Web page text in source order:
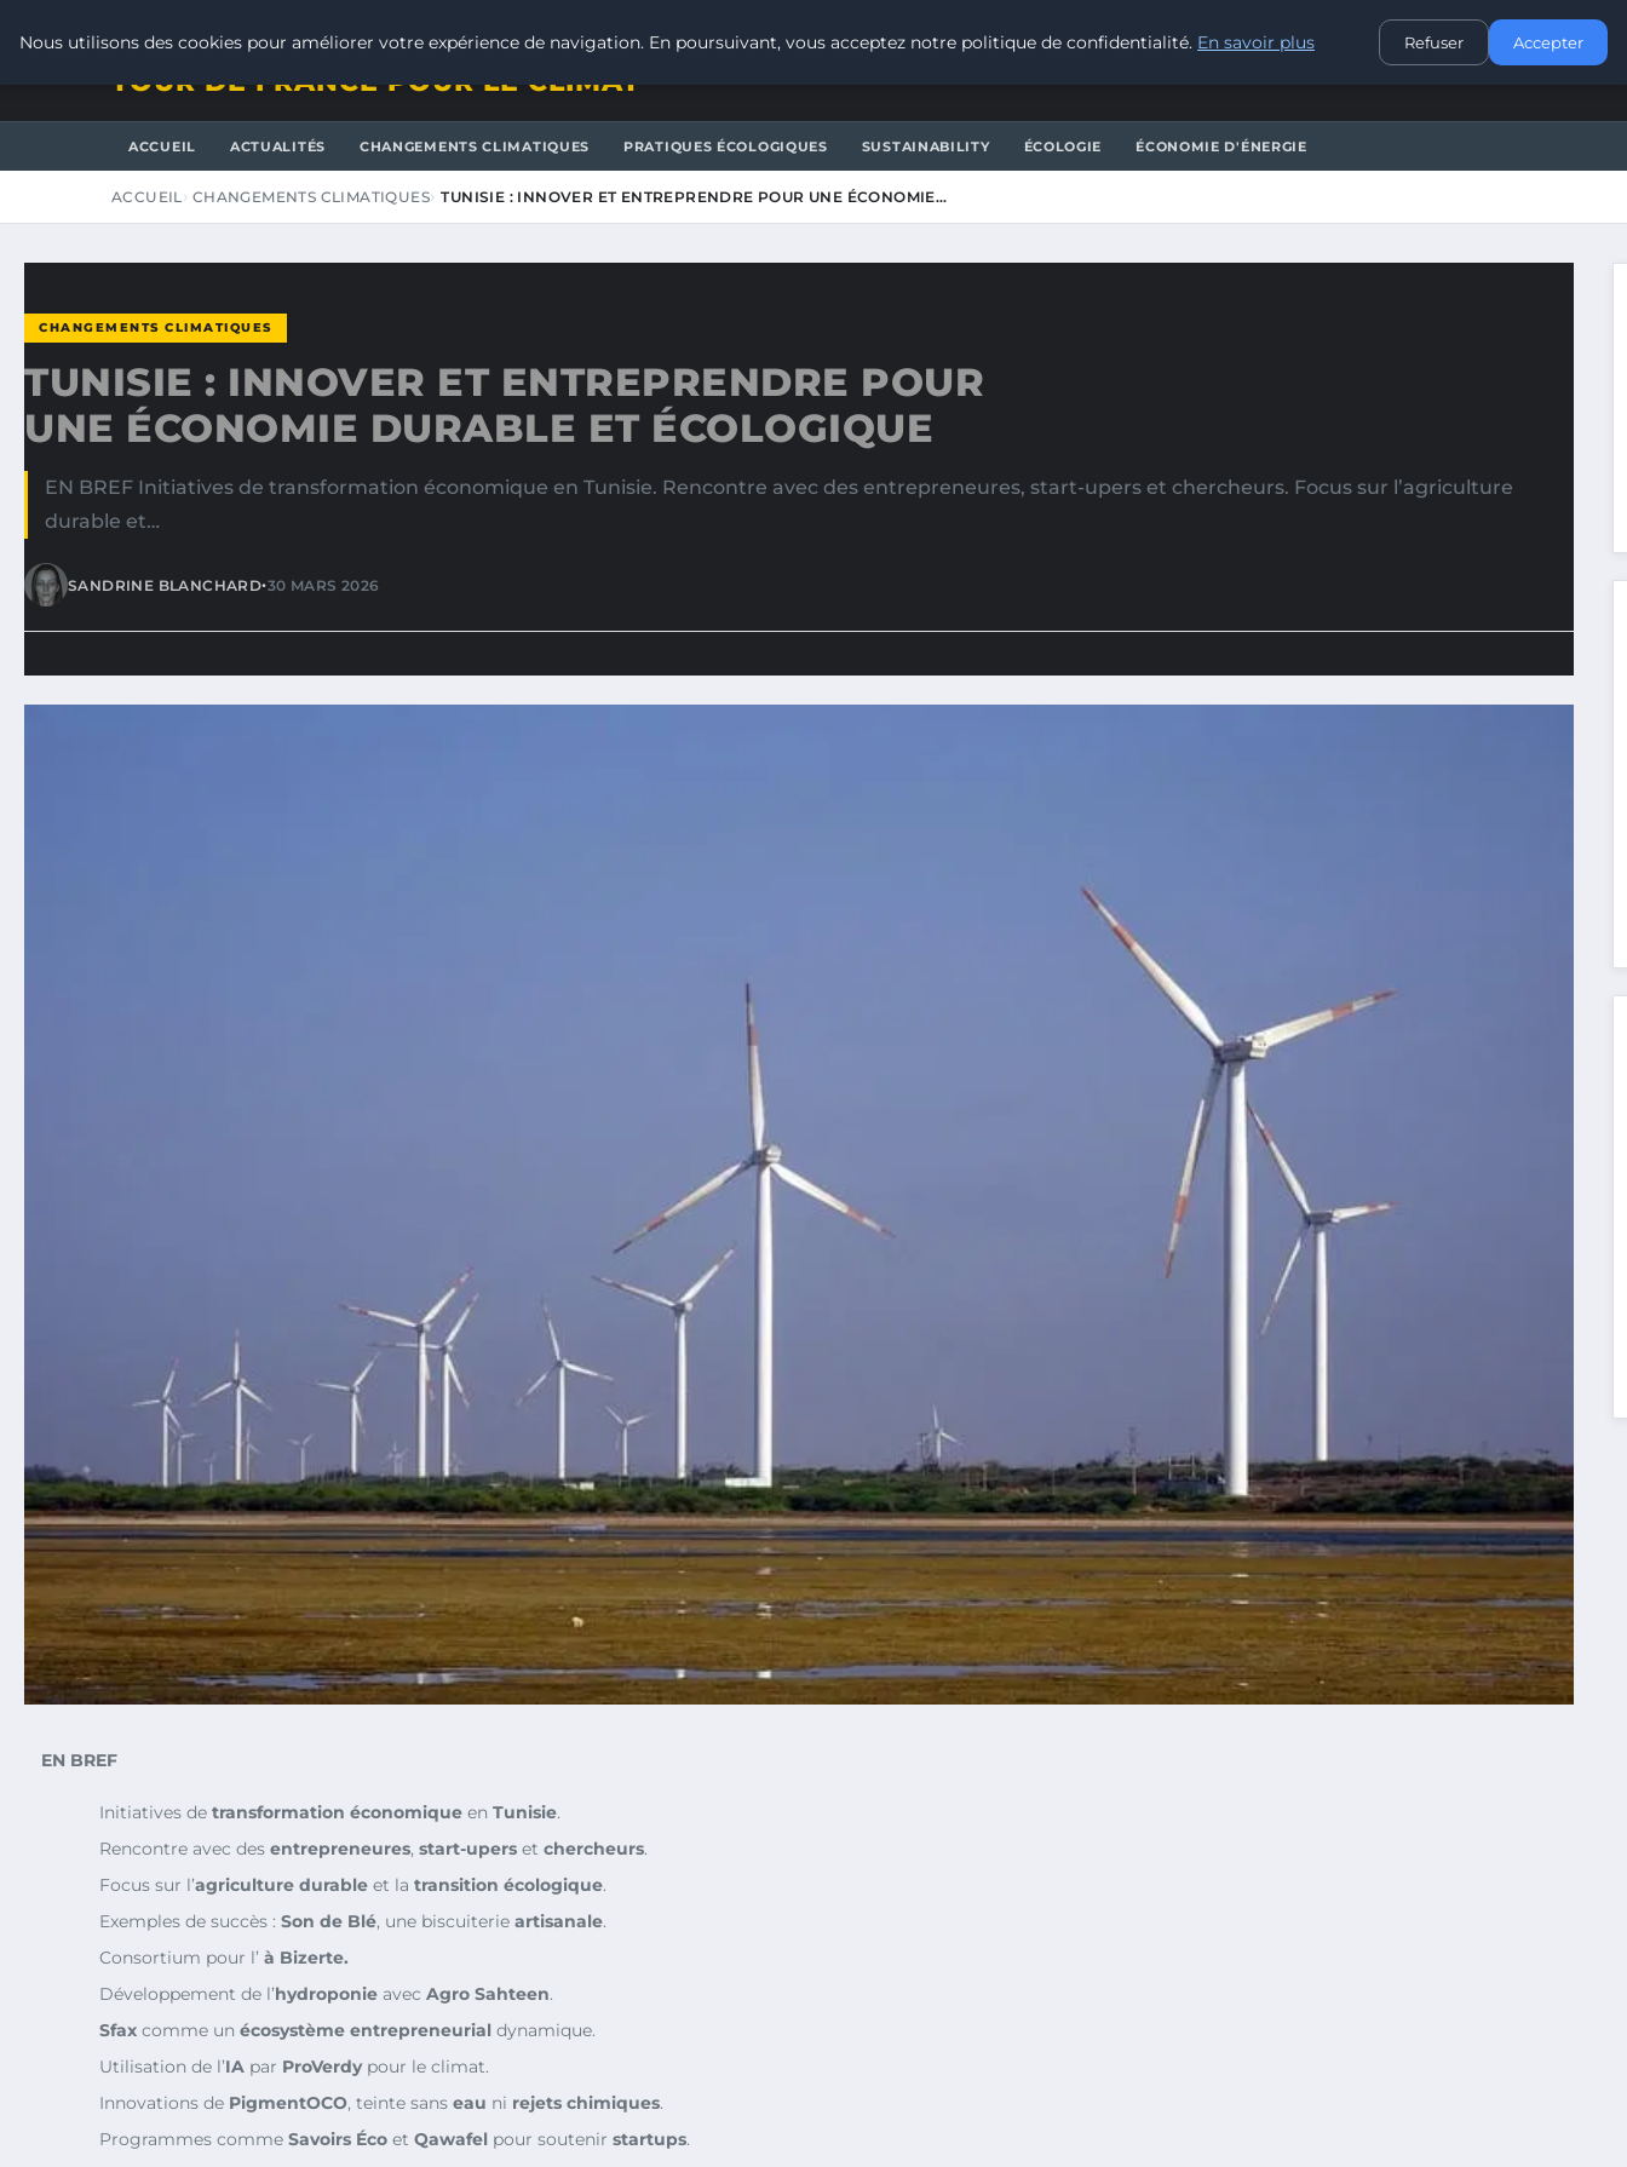
CONTACT
TOUR DE FRANCE POUR LE CLIMAT
ACCUEIL ACTUALITÉS CHANGEMENTS CLIMATIQUES PRATIQUES ÉCOLOGIQUES SUSTAINABILITY ÉCOLOGIE ÉCONOMIE D'ÉNERGIE
ACCUEIL CHANGEMENTS CLIMATIQUES TUNISIE : INNOVER ET ENTREPRENDRE POUR UNE ÉCONOMIE…
CHANGEMENTS CLIMATIQUES
TUNISIE : INNOVER ET ENTREPRENDRE POUR
UNE ÉCONOMIE DURABLE ET ÉCOLOGIQUE
EN BREF Initiatives de transformation économique en Tunisie. Rencontre avec des entrepreneures, start-upers et chercheurs. Focus sur l’agriculture
durable et…
SANDRINE BLANCHARD•30 MARS 2026
EN BREF
Initiatives de transformation économique en Tunisie.
Rencontre avec des entrepreneures, start-upers et chercheurs.
Focus sur l’agriculture durable et la transition écologique.
Exemples de succès : Son de Blé, une biscuiterie artisanale.
Consortium pour l’ à Bizerte.
Développement de l’hydroponie avec Agro Sahteen.
Sfax comme un écosystème entrepreneurial dynamique.
Utilisation de l’IA par ProVerdypour le climat.
Innovations de PigmentOCO, teinte sans eau ni rejets chimiques.
Programmes comme Savoirs Éco et Qawafel pour soutenir startups.
Nous utilisons des cookies pour améliorer votre expérience de navigation. En poursuivant, vous acceptez notre politique de confidentialité. En savoir plus Refuser Accepter